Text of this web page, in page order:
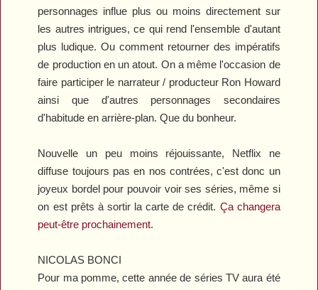
personnages influe plus ou moins directement sur
les autres intrigues, ce qui rend l'ensemble d'autant
plus ludique. Ou comment retourner des impératifs
de production en un atout. On a même l'occasion de
faire participer le narrateur / producteur Ron Howard
ainsi que d'autres personnages secondaires
d'habitude en arrière-plan. Que du bonheur.
Nouvelle un peu moins réjouissante, Netflix ne
diffuse toujours pas en nos contrées, c'est donc un
joyeux bordel pour pouvoir voir ses séries, même si
on est prêts à sortir la carte de crédit. Ça changera
peut-être prochainement.
NICOLAS BONCI
Pour ma pomme, cette année de séries TV aura été